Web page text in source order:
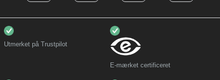
Utmerket på Trustpilot
E-mærket certificeret